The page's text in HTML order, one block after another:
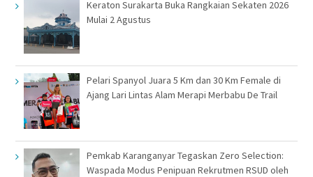
Keraton Surakarta Buka Rangkaian Sekaten 2026
Mulai 2 Agustus
Pelari Spanyol Juara 5 Km dan 30 Km Female di
Ajang Lari Lintas Alam Merapi Merbabu De Trail
Pemkab Karanganyar Tegaskan Zero Selection:
Waspada Modus Penipuan Rekrutmen RSUD oleh